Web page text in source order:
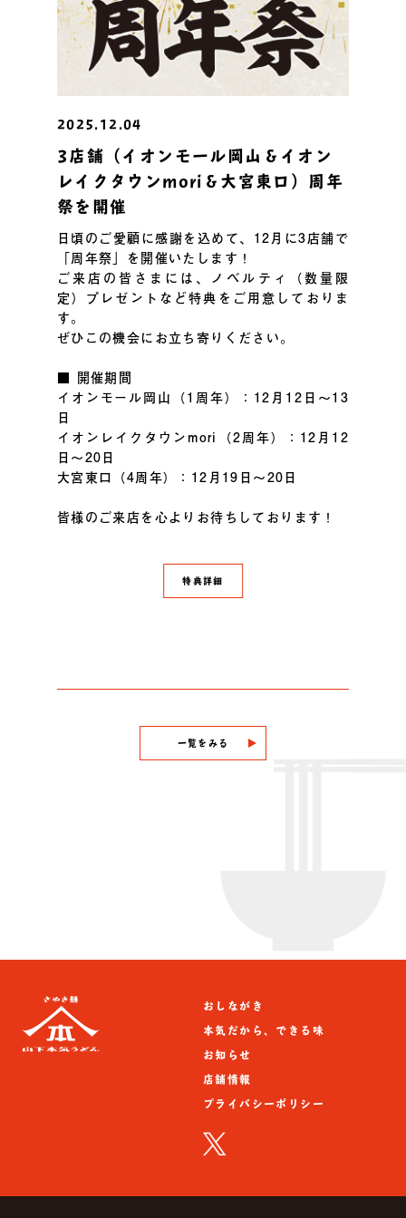
2025.12.04
3店舗（イオンモール岡山＆イオン
レイクタウンmori＆大宮東口）周年
祭を開催
日頃のご愛顧に感謝を込めて、12月に3店舗で
「周年祭」を開催いたします！
ご来店の皆さまには、ノベルティ（数量限
定）プレゼントなど特典をご用意しておりま
す。
ぜひこの機会にお立ち寄りください。
■ 開催期間
イオンモール岡山（1周年）：12月12日～13
日
イオンレイクタウンmori（2周年）：12月12
日～20日
大宮東口（4周年）：12月19日～20日
皆様のご来店を心よりお待ちしております！
特典詳細
一覧をみる
おしながき
本気だから、できる味
お知らせ
店舗情報
プライバシーポリシー